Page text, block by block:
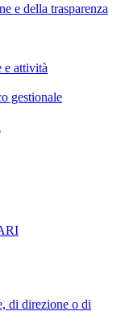
e della trasparenza
e attività
gestionale
di direzione o di